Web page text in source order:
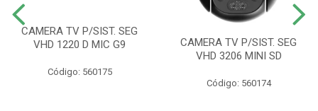
CAMERA TV P/SIST. SEG
VHD 1220 D MIC G9
Código: 560175
CAMERA TV P/SIST. SEG
VHD 3206 MINI SD
Código: 560174